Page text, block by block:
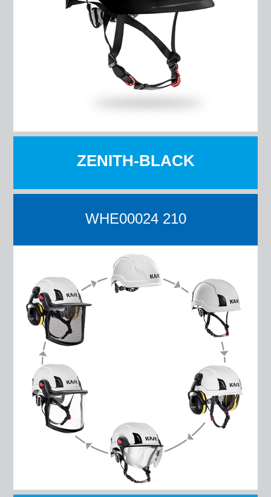
ZENITH-BLACK
WHE00024 210